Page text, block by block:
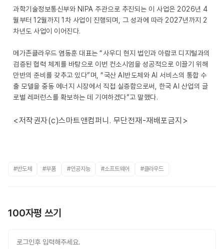
과학기술정보통신부와 NIPA 주관으로 추진되는 이 사업은 2026년 4
월부터 12월까지 1차 사업이 진행되며, 그 성과에 따라 2027년까지 2
차년도 사업이 이어진다.
메가존클라우드 염동훈 대표는 “사우디 현지 법인과 아람코 디지털과의
검증된 협력 체계를 바탕으로 이번 컨소시엄을 성공적으로 이끌기 위해
만반의 준비를 갖추고 있다”며, “국산 AI반도체와 AI 서비스의 통합 수
출 모델을 중동 에너지 시장에서 직접 실증함으로써, 한국 AI 산업의 글
로벌 레퍼런스를 확보하는 데 기여하겠다”고 말했다.
<저작권자(c)스마트앤컴퍼니. 무단전재-재배포금지>
#반도체 #부품 #인공지능 #소프트웨어 #클라우드
100자평 쓰기